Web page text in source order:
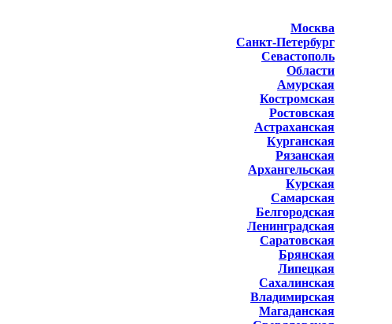
Москва
Санкт-Петербург
Севастополь
Области
Амурская
Костромская
Ростовская
Астраханская
Курганская
Рязанская
Архангельская
Курская
Самарская
Белгородская
Ленинградская
Саратовская
Брянская
Липецкая
Сахалинская
Владимирская
Магаданская